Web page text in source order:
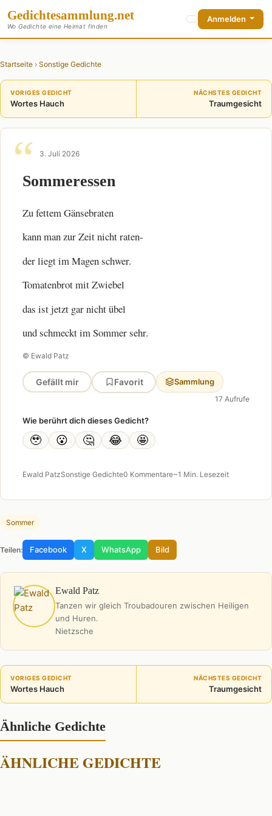
Gedichtesammlung.net
Wo Gedichte eine Heimat finden
Anmelden
Startseite › Sonstige Gedichte
VORIGES GEDICHT
Wortes Hauch
NÄCHSTES GEDICHT
Traumgesicht
3. Juli 2026
Sommeressen
Zu fettem Gänsebraten
kann man zur Zeit nicht raten-
der liegt im Magen schwer.
Tomatenbrot mit Zwiebel
das ist jetzt gar nicht übel
und schmeckt im Sommer sehr.
© Ewald Patz
Gefällt mir Favorit Sammlung
17 Aufrufe
Wie berührt dich dieses Gedicht?
🥹 😮 🤔 😂 🤩
Ewald PatzSonstige Gedichte0 Kommentare~1 Min. Lesezeit
Sommer
Teilen: Facebook X WhatsApp Bild
Ewald Patz
Tanzen wir gleich Troubadouren zwischen Heiligen
und Huren.
Nietzsche
VORIGES GEDICHT
Wortes Hauch
NÄCHSTES GEDICHT
Traumgesicht
Ähnliche Gedichte
ÄHNLICHE GEDICHTE